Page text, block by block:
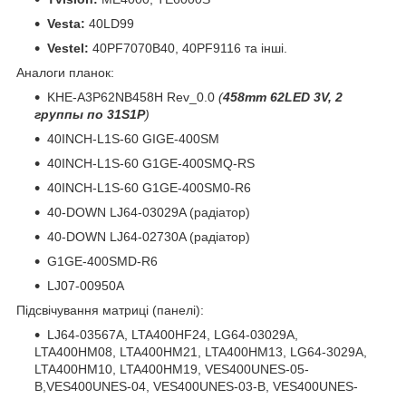
Vesta: 40LD99
Vestel: 40PF7070B40, 40PF9116 та інші.
Аналоги планок:
KHE-A3P62NB458H Rev_0.0 (458mm 62LED 3V, 2
группы по 31S1P)
40INCH-L1S-60 GIGE-400SM
40INCH-L1S-60 G1GE-400SMQ-RS
40INCH-L1S-60 G1GE-400SM0-R6
40-DOWN LJ64-03029A (радіатор)
40-DOWN LJ64-02730A (радіатор)
G1GE-400SMD-R6
LJ07-00950A
Підсвічування матриці (панелі):
LJ64-03567A, LTA400HF24, LG64-03029A,
LTA400HM08, LTA400HM21, LTA400HM13, LG64-3029A,
LTA400HM10, LTA400HM19, VES400UNES-05-
B,VES400UNES-04, VES400UNES-03-B, VES400UNES-